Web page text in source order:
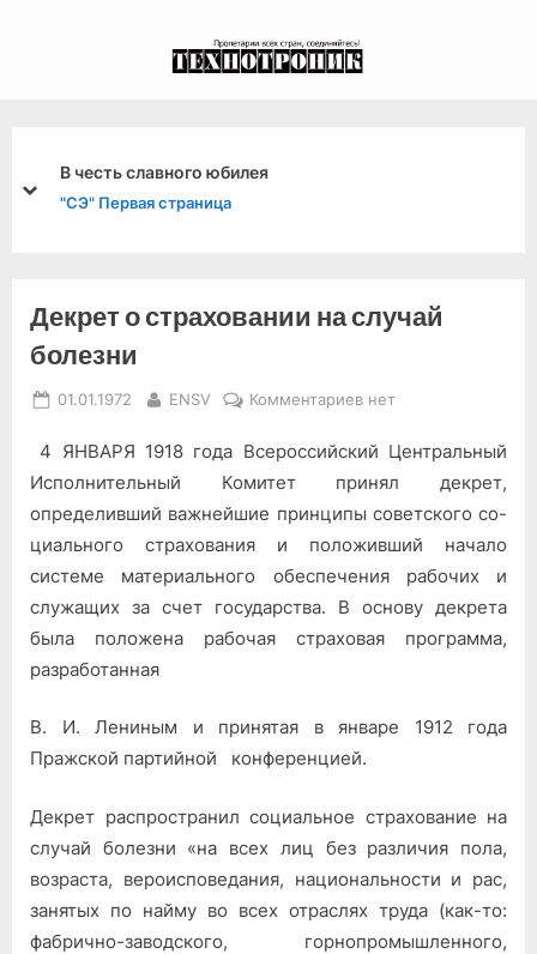
славного юбилея
страница
prev
next
Декрет о страховании на случай
болезни
Posted
01.01.1972 By
ENSV Комментариевк
Декрет
о
случай
болезни
нет
4 ЯНВАРЯ 1918 года Всерос­сийский Центральный
Испол­нительный Комитет принял де­крет,
определивший важней­шие принципы советского со­
циального страхования и поло­живший начало
системе мате­риального обеспечения рабочих и
служащих за счет государ­ства. В основу декрета
была положена рабочая страховая программа,
разработанная
В. И. Лениным и принятая в январе 1912 года
Пражской партийной конференцией.
Декрет распространил соци­альное страхование на
слу­чай болезни «на всех лиц без различия пола,
возраста, веро­исповедания, национальности и рас,
занятых по найму во всех отраслях труда (как-то:
фабрично-заводского, горно­промышленного,